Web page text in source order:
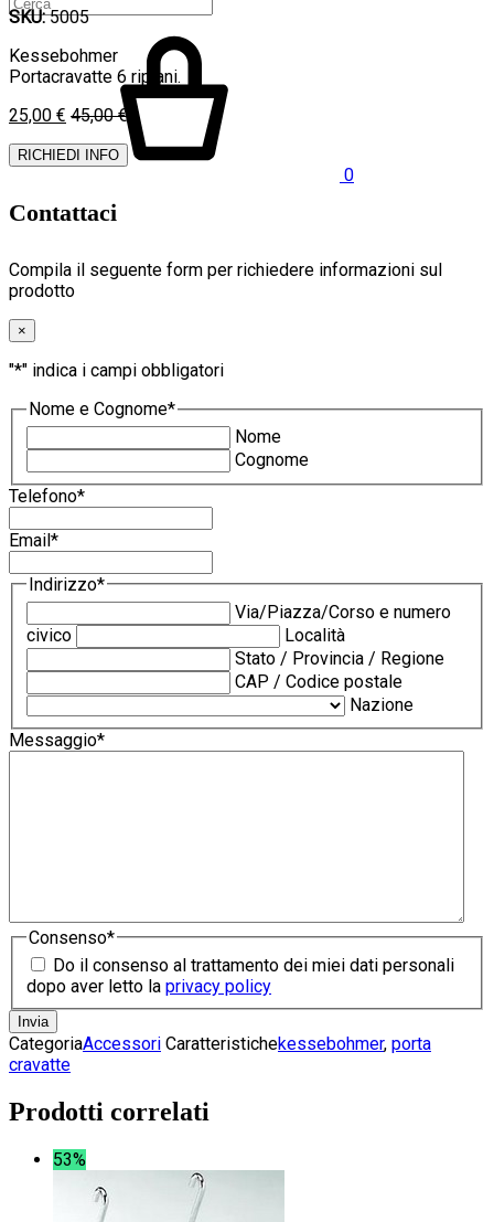
0
SKU:5005
Kessebohmer
Portacravatte 6 ripiani.
25,00 € 45,00€
RICHIEDI INFO
Contattaci
Compila il seguente form per richiedere informazioni sul
prodotto
×
"*" indica i campi obbligatori
Nome e Cognome*
Nome
Cognome
Telefono*
Email*
Indirizzo*
Via/Piazza/Corso e numero
civico
Località
Stato / Provincia / Regione
CAP / Codice postale
Nazione
Messaggio*
Consenso*
Do il consenso al trattamento dei miei dati personali
dopo aver letto la privacy policy
CategoriaAccessori Caratteristichekessebohmer, porta
cravatte
Prodotti correlati
53%